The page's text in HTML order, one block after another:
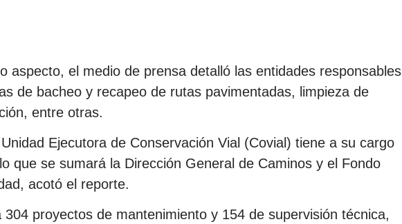
aspecto, el medio de prensa detalló las entidades responsables
de bacheo y recapeo de rutas pavimentadas, limpieza de
entre otras.
Ejecutora de Conservación Vial (Covial) tiene a su cargo
que se sumará la Dirección General de Caminos y el Fondo
acotó el reporte.
304 proyectos de mantenimiento y 154 de supervisión técnica,